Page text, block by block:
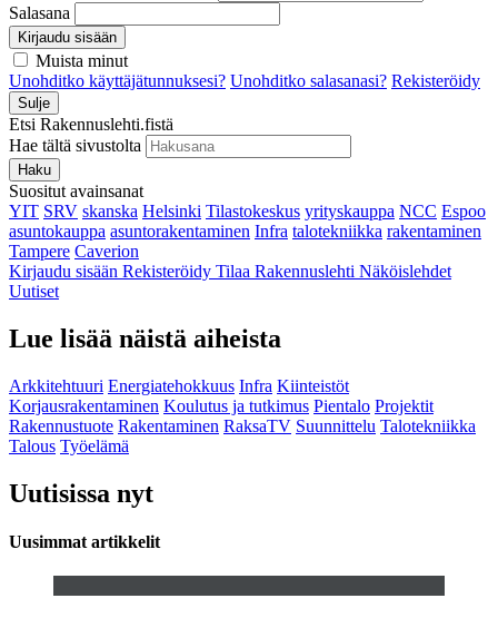
Salasana
Kirjaudu sisään
Muista minut
Unohditko käyttäjätunnuksesi? Unohditko salasanasi? Rekisteröidy
Sulje
Etsi Rakennuslehti.fistä
Hae tältä sivustolta
Haku
Suositut avainsanat
YIT SRV skanska Helsinki Tilastokeskus yrityskauppa NCC Espoo
asuntokauppa asuntorakentaminen Infra talotekniikka rakentaminen
Tampere Caverion
Kirjaudu sisään Rekisteröidy Tilaa Rakennuslehti Näköislehdet
Uutiset
Lue lisää näistä aiheista
Arkkitehtuuri Energiatehokkuus Infra Kiinteistöt
Korjausrakentaminen Koulutus ja tutkimus Pientalo Projektit
Rakennustuote Rakentaminen RaksaTV Suunnittelu Talotekniikka
Talous Työelämä
Uutisissa nyt
Uusimmat artikkelit